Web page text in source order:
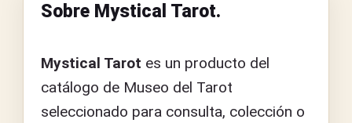
Sobre Mystical Tarot.
Mystical Tarot es un producto del
catálogo de Museo del Tarot
seleccionado para consulta, colección o